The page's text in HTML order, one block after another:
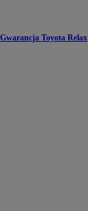
Gwarancja Toyota Relax